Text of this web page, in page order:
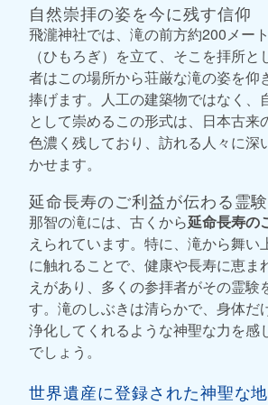
自然崇拝の姿を今に残す信仰
飛瀧神社では、滝の前方約200メー
（ひもろぎ）を立て、そこを拝所
者はこの場所から荘厳な滝の姿を仰
捧げます。人工の建築物ではなく、
として崇めるこの形式は、日本古来
色濃く残しており、訪れる人々に深
かせます。
延命長寿のご利益が伝わる霊
那智の滝には、古くから延命長寿の
えられています。特に、滝から舞い
に触れることで、健康や長寿に恵ま
えがあり、多くの参拝者がその霊験
す。滝のしぶきは清らかで、身体だ
浄化してくれるような神聖な力を感
でしょう。
世界遺産に登録された神聖な地